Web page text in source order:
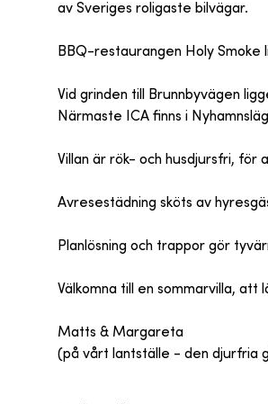
av Sveriges roligaste bilvägar.
BBQ-restaurangen Holy Smoke
Vid grinden till Brunnbyvägen
Närmaste ICA finns i
Villan är rök- och husdjursfri, för
Avresestädning sköts av
Planlösning och trappor gör
Välkomna till en sommarvilla, att
Matts & Margareta
(på vårt lantställe - den djurfria